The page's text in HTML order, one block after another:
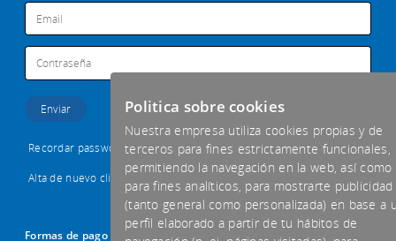
Recordar password
Alta de nuevo cliente
Formas de pago aceptadas
Politica sobre cookies
Nuestra empresa utiliza cookies propias y de
terceros para fines estrictamente funcionales,
permitiendo la navegación en la web, así como
para fines analíticos, para mostrarte publicidad
(tanto general como personalizada) en base a
perfil elaborado a partir de tu hábitos de